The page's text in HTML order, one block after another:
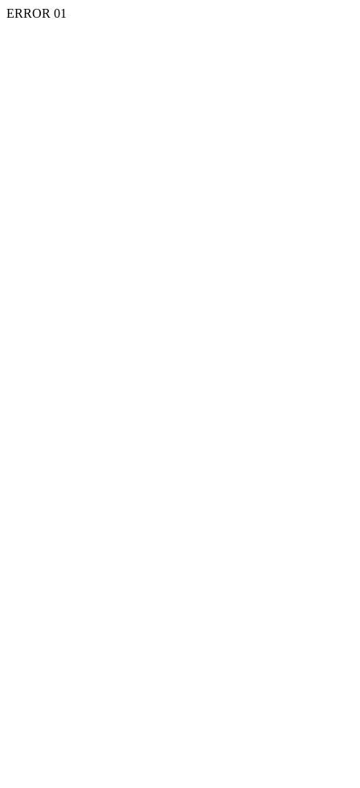
ERROR 01